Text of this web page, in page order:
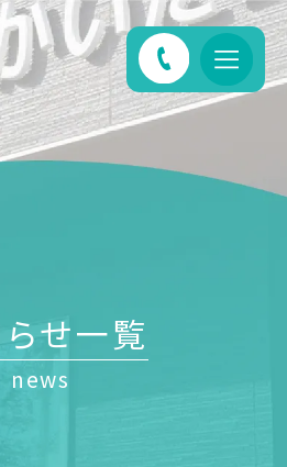
せ一覧
news